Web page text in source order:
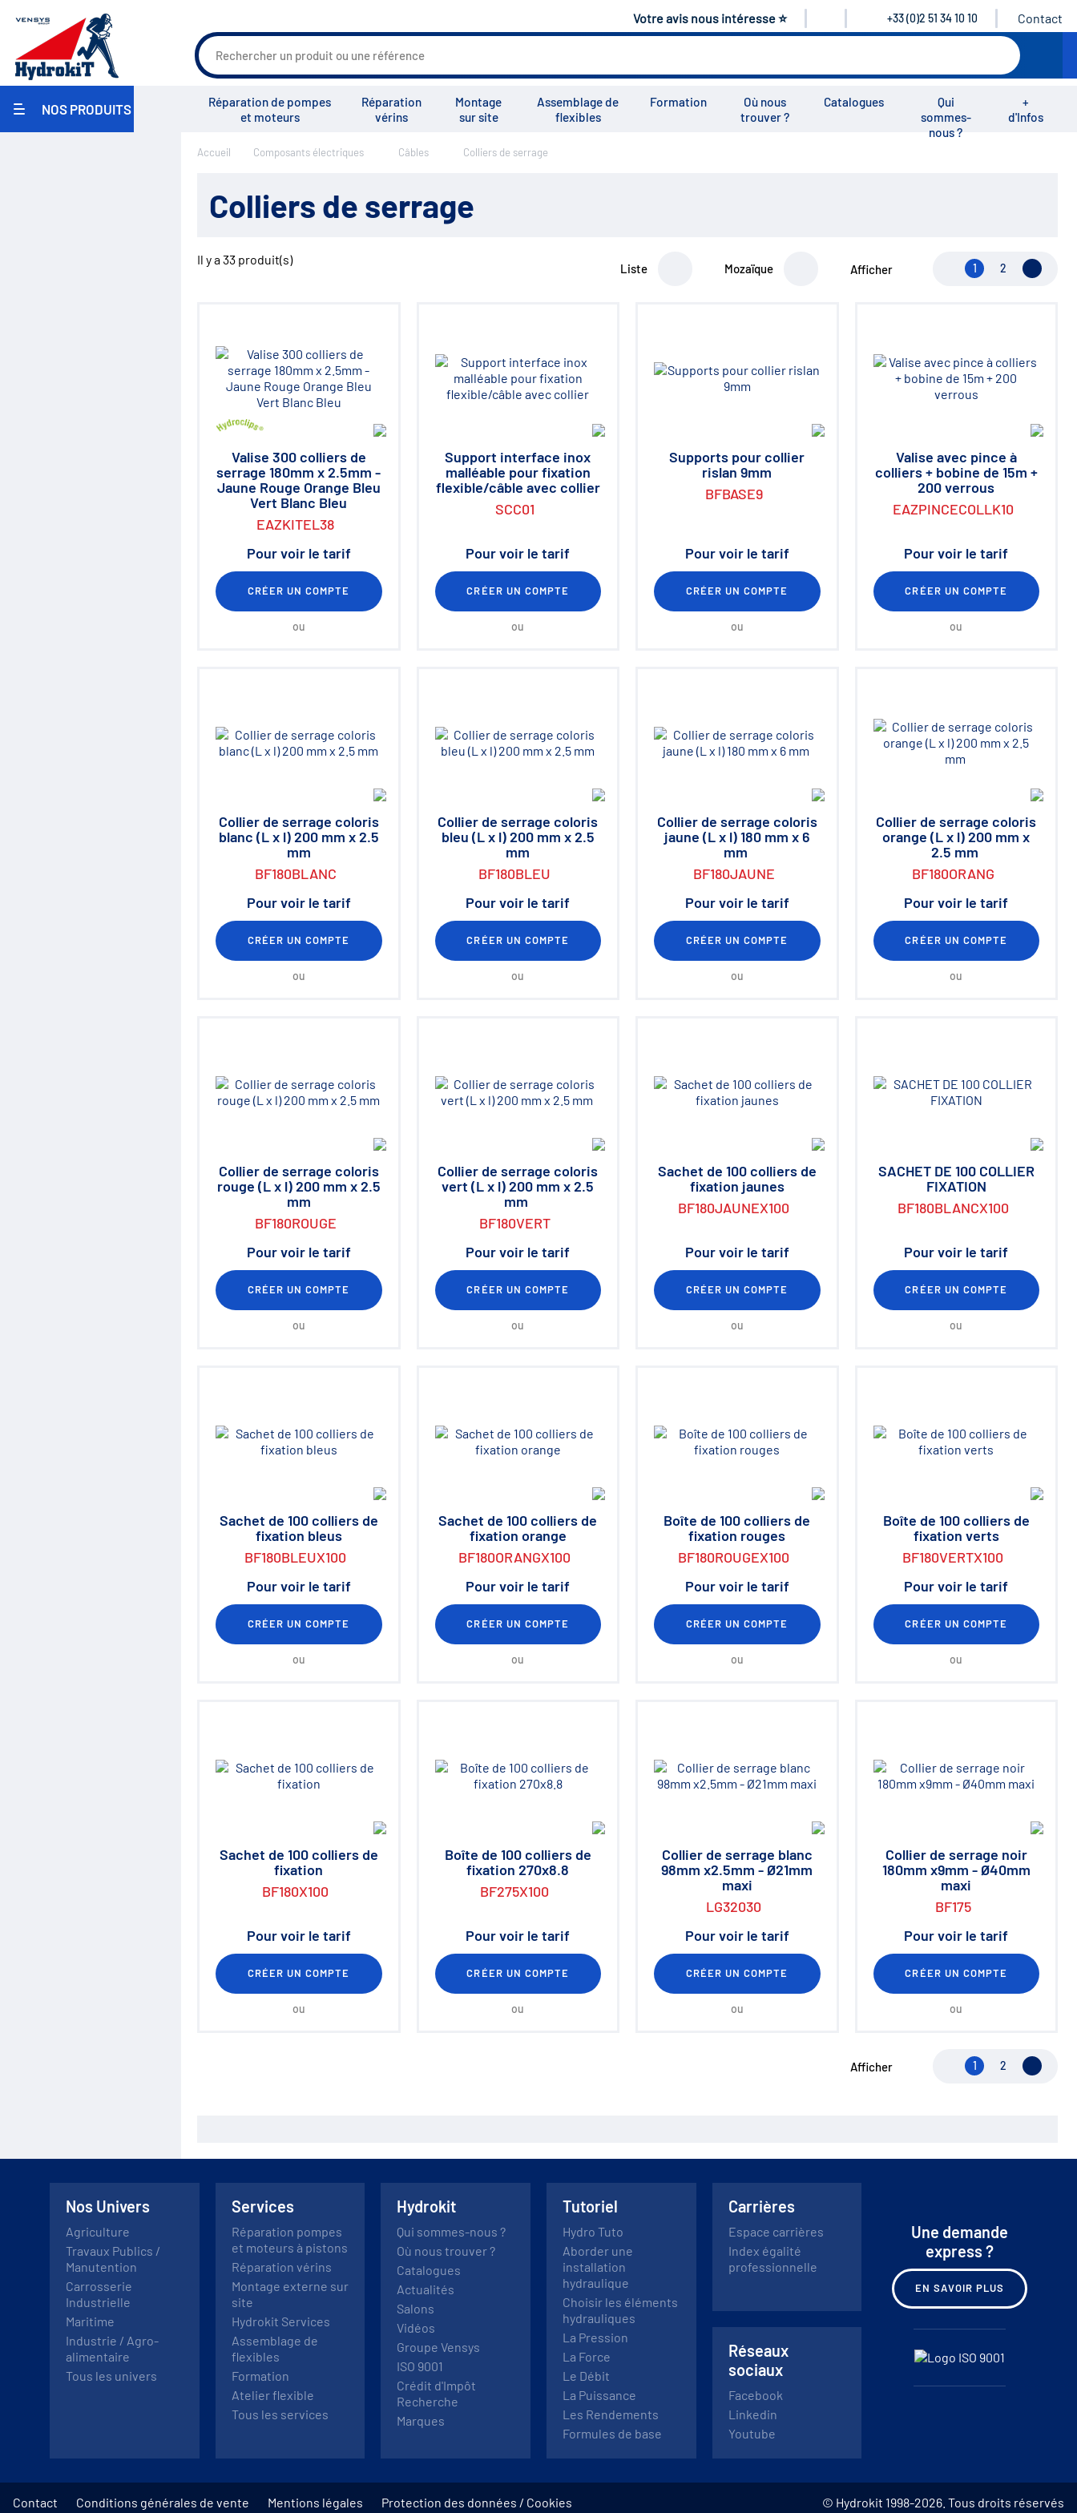
Votre avis nous intéresse ⭐ +33 (0)2 51 34 10 10 Contact
NOS PRODUITS
Travaux Publics / Manutention
Réparation de pompes
et moteurs
Réparation
vérins
Montage
sur site
Assemblage de
flexibles
Formation
Où nous
trouver ?
Catalogues
Qui
sommes-
nous ?
+
d'Infos
Actualités Salons Tous les services
Accueil Composants électriques Câbles Colliers de serrage
Colliers de serrage
Il y a33 produit(s)
Liste Mozaïque Afficher 1 2 Page
Valise 300 colliers de
serrage 180mm x 2.5mm -
Jaune Rouge Orange Bleu
Vert Blanc Bleu
EAZKITEL38
Pour voir le tarif
CRÉER UN COMPTE
ou
Support interface inox
malléable pour fixation
flexible/câble avec collier
SCC01
Pour voir le tarif
CRÉER UN COMPTE
ou
Supports pour collier
rislan 9mm
BFBASE9
Pour voir le tarif
CRÉER UN COMPTE
ou
Valise avec pince à
colliers + bobine de 15m +
200 verrous
EAZPINCECOLLK10
Pour voir le tarif
CRÉER UN COMPTE
ou
Collier de serrage coloris
blanc (L x l) 200 mm x 2.5
mm
BF180BLANC
Pour voir le tarif
CRÉER UN COMPTE
ou
Collier de serrage coloris
bleu (L x l) 200 mm x 2.5
mm
BF180BLEU
Pour voir le tarif
CRÉER UN COMPTE
ou
Collier de serrage coloris
jaune (L x l) 180 mm x 6
mm
BF180JAUNE
Pour voir le tarif
CRÉER UN COMPTE
ou
Collier de serrage coloris
orange (L x l) 200 mm x
2.5 mm
BF180ORANG
Pour voir le tarif
CRÉER UN COMPTE
ou
Collier de serrage coloris
rouge (L x l) 200 mm x 2.5
mm
BF180ROUGE
Pour voir le tarif
CRÉER UN COMPTE
ou
Collier de serrage coloris
vert (L x l) 200 mm x 2.5
mm
BF180VERT
Pour voir le tarif
CRÉER UN COMPTE
ou
Sachet de 100 colliers de
fixation jaunes
BF180JAUNEX100
Pour voir le tarif
CRÉER UN COMPTE
ou
SACHET DE 100 COLLIER
FIXATION
BF180BLANCX100
Pour voir le tarif
CRÉER UN COMPTE
ou
Sachet de 100 colliers de
fixation bleus
BF180BLEUX100
Pour voir le tarif
CRÉER UN COMPTE
ou
Sachet de 100 colliers de
fixation orange
BF180ORANGX100
Pour voir le tarif
CRÉER UN COMPTE
ou
Boîte de 100 colliers de
fixation rouges
BF180ROUGEX100
Pour voir le tarif
CRÉER UN COMPTE
ou
Boîte de 100 colliers de
fixation verts
BF180VERTX100
Pour voir le tarif
CRÉER UN COMPTE
ou
Sachet de 100 colliers de
fixation
BF180X100
Pour voir le tarif
CRÉER UN COMPTE
ou
Boîte de 100 colliers de
fixation 270x8.8
BF275X100
Pour voir le tarif
CRÉER UN COMPTE
ou
Collier de serrage blanc
98mm x2.5mm - Ø21mm
maxi
LG32030
Pour voir le tarif
CRÉER UN COMPTE
ou
Collier de serrage noir
180mm x9mm - Ø40mm
maxi
BF175
Pour voir le tarif
CRÉER UN COMPTE
ou
Afficher 1 2 Page
Nos Univers
Agriculture
Travaux Publics /
Manutention
Carrosserie
Industrielle
Maritime
Industrie / Agro-
alimentaire
Tous les univers
Services
Réparation pompes
et moteurs à pistons
Réparation vérins
Montage externe sur
site
Hydrokit Services
Assemblage de
flexibles
Formation
Atelier flexible
Tous les services
Hydrokit
Qui sommes-nous ?
Où nous trouver ?
Catalogues
Actualités
Salons
Vidéos
Groupe Vensys
ISO 9001
Crédit d'Impôt
Recherche
Marques
Tutoriel
Hydro Tuto
Aborder une
installation
hydraulique
Choisir les éléments
hydrauliques
La Pression
La Force
Le Débit
La Puissance
Les Rendements
Formules de base
Carrières
Espace carrières
Index égalité
professionnelle
Réseaux
sociaux
Facebook
Linkedin
Youtube
Une demande
express ?
EN SAVOIR PLUS
Contact Conditions générales de vente Mentions légales Protection des données / Cookies © Hydrokit 1998-2026. Tous droits réservés